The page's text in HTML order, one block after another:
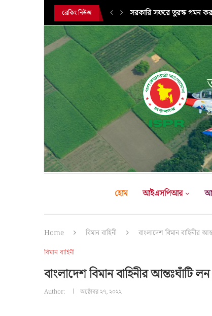
ব্রেকিং নিউজ সরকারি সফরে তুরস্ক গমন
হোম আইএসপিআর
Home বিমান বাহিনী বাংলাদেশ বিমান বাহিনীর
বিমান বাহিনী
বাংলাদেশ বিমান বাহিনীর আন্তঃঘাঁটি
Author: অক্টোবর ২৭, ২০২২